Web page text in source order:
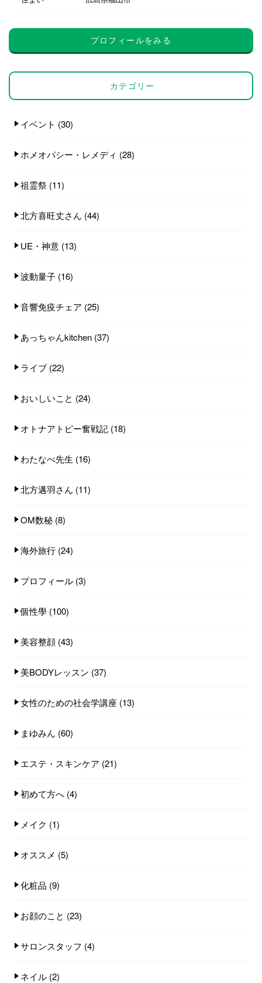
プロフィールをみる
カテゴリー
イベント (30)
ホメオパシー・レメディ (28)
祖霊祭 (11)
北方喜旺丈さん (44)
UE・神意 (13)
波動量子 (16)
音響免疫チェア (25)
あっちゃんkitchen (37)
ライブ (22)
おいしいこと (24)
オトナアトピー奮戦記 (18)
わたなべ先生 (16)
北方邁羽さん (11)
OM数秘 (8)
海外旅行 (24)
プロフィール (3)
個性學 (100)
美容整顔 (43)
美BODYレッスン (37)
女性のための社会学講座 (13)
まゆみん (60)
エステ・スキンケア (21)
初めて方へ (4)
メイク (1)
オススメ (5)
化粧品 (9)
お顔のこと (23)
サロンスタッフ (4)
ネイル (2)